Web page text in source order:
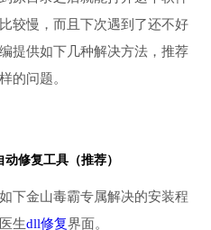
较慢，而且下次遇到了还不好
提供如下几种解决方法，推荐
的问题。
动修复工具（推荐）
下金山毒霸专属解决的安装程
生dll修复界面。